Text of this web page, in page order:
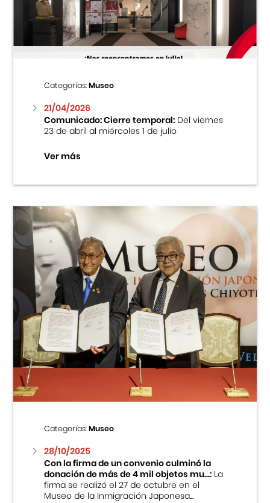
Centro Cultural Peruano Japonés
Museo de la Inmigración Japonesa
Fondo Editorial
Teatro Peruano Japonés
Categorías:Museo
21/04/2026
Comunicado: Cierre temporal:Del viernes
23 de abril al miércoles 1 de julio
Ver más
Categorías:Museo
28/10/2025
Con la firma de un convenio culminó la
donación de más de 4 mil objetos mu...:La
firma se realizó el 27 de octubre en el
Museo de la Inmigración Japonesa...